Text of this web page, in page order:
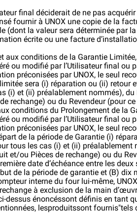
final déciderait de ne pas
fournir à UNOX une copie de la
(dont la valeur sera déterminée par
écrite ou une facture
aux conditions de la Garantie
ou modifié par l’Utilisateur final
préconisées par UNOX, le seul
sera (i) réparation ou (ii) retour
(i) et (ii) préalablement nommés),
rechange) ou du Revendeur (pour
conditions du Prolongement de la
ou modifié par l’Utilisateur final
préconisées par UNOX, le seul
de la période de Garantie (i)
tous les cas (i) et (ii)
et/ou Pièces de rechange) ou du
date d’échéance entre les
de la période de garantie et (B)
interne du four lui-même,
à exclusion de la main
dessus énoncéssont définis en tant
lesproduitssont fournis"tels